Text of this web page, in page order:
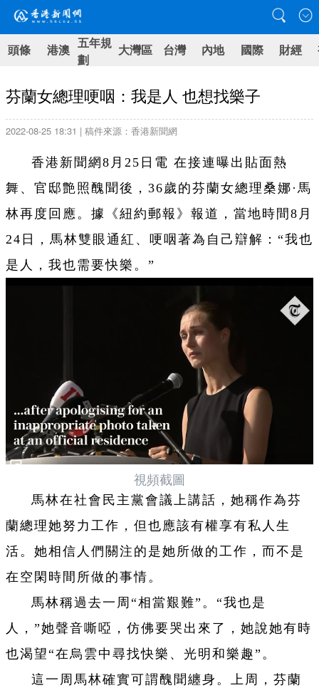
頭條 港澳 五年規
劃
大灣區 台灣 內地 國際 財經
芬蘭女總理哽咽：我是人 也想找樂子
2022-08-25 18:31 | 稿件來源：香港新聞網
香港新聞網8月25日電 在接連曝出貼面熱
舞、官邸艶照醜聞後，36歲的芬蘭女總理桑娜·馬
林再度回應。據《紐約郵報》報道，當地時間8月
24日，馬林雙眼通紅、哽咽著為自己辯解：“我也
是人，我也需要快樂。”
視頻截圖
馬林在社會民主黨會議上講話，她稱作為芬
蘭總理她努力工作，但也應該有權享有私人生
活。她相信人們關注的是她所做的工作，而不是
在空閑時間所做的事情。
馬林稱過去一周“相當艱難”。“我也是
人，”她聲音嘶啞，仿佛要哭出來了，她說她有時
也渴望“在烏雲中尋找快樂、光明和樂趣”。
這一周馬林確實可謂醜聞纏身。上周，芬蘭